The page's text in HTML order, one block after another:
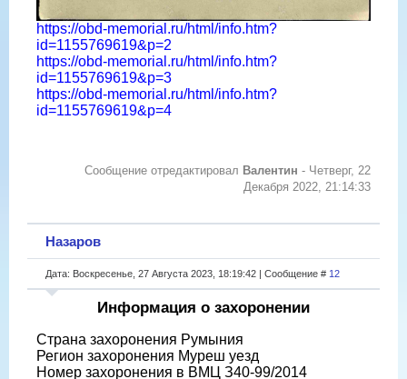
https://obd-memorial.ru/html/info.htm?
id=1155769619&p=2
https://obd-memorial.ru/html/info.htm?
id=1155769619&p=3
https://obd-memorial.ru/html/info.htm?
id=1155769619&p=4
Сообщение отредактировал Валентин - Четверг, 22
Декабря 2022, 21:14:33
Назаров
Дата: Воскресенье, 27 Августа 2023, 18:19:42 | Сообщение # 12
Информация о захоронении
Страна захоронения Румыния
Регион захоронения Муреш уезд
Номер захоронения в ВМЦ З40-99/2014